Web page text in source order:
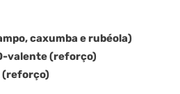
caxumba e rubéola)
valente (reforço)
(reforço)